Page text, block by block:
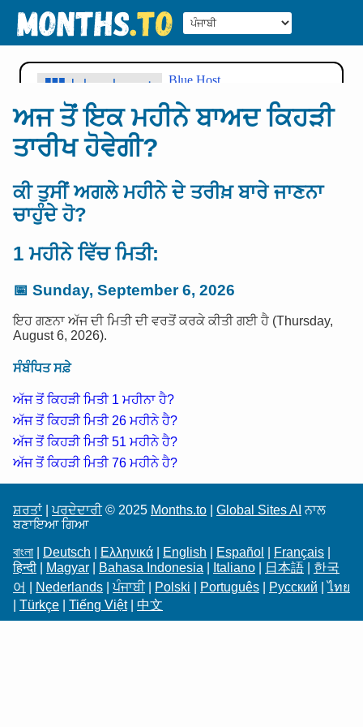
ਅਜ ਤੋਂ ਇਕ ਮਹੀਨੇ ਬਾਅਦ ਕਿਹੜੀ
ਤਾਰੀਖ ਹੋਵੇਗੀ?
ਕੀ ਤੁਸੀਂ ਅਗਲੇ ਮਹੀਨੇ ਦੇ ਤਰੀਖ਼ ਬਾਰੇ ਜਾਣਨਾ
ਚਾਹੁੰਦੇ ਹੋ?
1 ਮਹੀਨੇ ਵਿੱਚ ਮਿਤੀ:
📅 Sunday, September 6, 2026
ਇਹ ਗਣਨਾ ਅੱਜ ਦੀ ਮਿਤੀ ਦੀ ਵਰਤੋਂ ਕਰਕੇ ਕੀਤੀ ਗਈ ਹੈ (Thursday,
August 6, 2026).
ਸੰਬੰਧਿਤ ਸਫ਼ੇ
ਅੱਜ ਤੋਂ ਕਿਹੜੀ ਮਿਤੀ 1 ਮਹੀਨਾ ਹੈ?
ਅੱਜ ਤੋਂ ਕਿਹੜੀ ਮਿਤੀ 26 ਮਹੀਨੇ ਹੈ?
ਅੱਜ ਤੋਂ ਕਿਹੜੀ ਮਿਤੀ 51 ਮਹੀਨੇ ਹੈ?
ਅੱਜ ਤੋਂ ਕਿਹੜੀ ਮਿਤੀ 76 ਮਹੀਨੇ ਹੈ?
ਸ਼ਰਤਾਂ |ਪਰਦੇਦਾਰੀ© 2025 Months.to Global Sites AI ਨਾਲ
ਬਣਾਇਆ ਗਿਆ
বাংলা
Deutsch Ελληνικά English Español Français
हिन्दी
Magyar Bahasa Indonesia Italiano 日本語
한국
어
Nederlands |ਪੰਜਾਬੀ| Polski Português Русский |ไทย
Türkçe Tiếng Việt| 中文